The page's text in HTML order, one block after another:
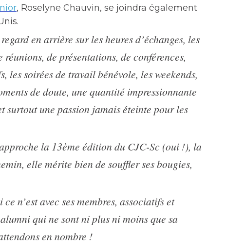
, Roselyne Chauvin, se joindra également
en arrière sur les heures d’échanges, les
de présentations, de conférences,
les soirées de travail bénévole, les weekends,
de doute, une quantité impressionnante
surtout une passion jamais éteinte pour les
la 13ème édition du CJC-Sc (oui !), la
elle mérite bien de souffler ses bougies,
n’est avec ses membres, associatifs et
qui ne sont ni plus ni moins que sa
en nombre !